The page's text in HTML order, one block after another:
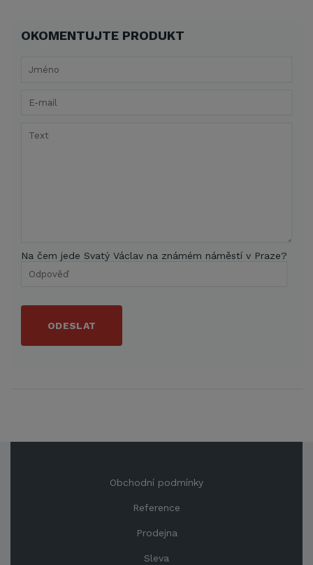
OKOMENTUJTE PRODUKT
Na čem jede Svatý Václav na známém náměstí v Praze?
ODESLAT
Obchodní podmínky
Reference
Prodejna
Sleva